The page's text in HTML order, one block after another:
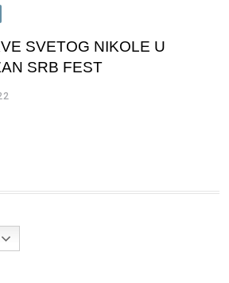
SVETOG NIKOLE U
SRB FEST